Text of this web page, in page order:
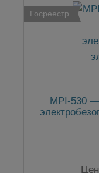
Госреестр
MPI-530